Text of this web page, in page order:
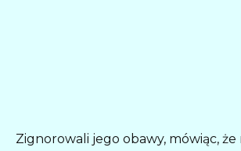
Zignorowali jego obawy, mówiąc, że